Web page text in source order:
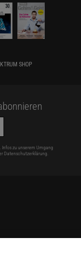
SHOP
zu unserem Umgang
Datenschutzerklärung